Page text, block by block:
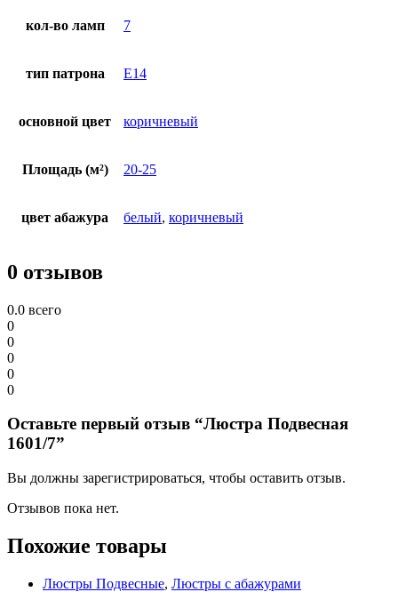
кол-во ламп 7
тип патрона E14
основной цвет коричневый
Площадь (м²) 20-25
цвет абажура белый, коричневый
0 отзывов
0.0 всего
0
0
0
0
0
Оставьте первый отзыв “Люстра Подвесная
1601/7”
Вы должны зарегистрироваться, чтобы оставить отзыв.
Отзывов пока нет.
Похожие товары
Люстры Подвесные, Люстры с абажурами